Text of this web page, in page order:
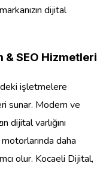
dijital
& SEO Hizmetleri
işletmelere
sunar. Modern ve
dijital varlığını
daha
olur. Kocaeli Dijital,